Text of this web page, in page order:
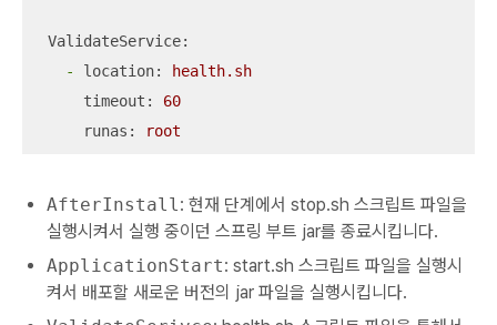
ValidateService:
-
location:
health.sh
timeout:
60
runas:
root
AfterInstall : 현재 단계에서 stop.sh 스크립트 파일을
실행시켜서 실행 중이던 스프링 부트 jar를 종료시킵니다.
ApplicationStart: start.sh 스크립트 파일을 실행시
켜서 배포할 새로운 버전의 jar 파일을 실행시킵니다.